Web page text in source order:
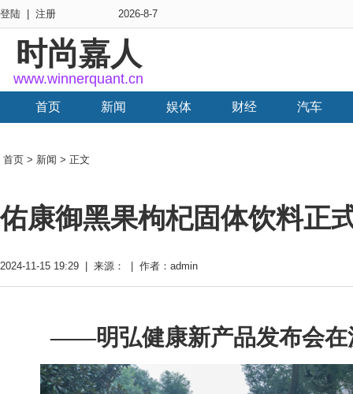
登陆 注册 2026-8-7
时尚嘉人
www.winnerquant.cn
首页 新闻 娱体 财经 汽车
首页 > 新闻 > 正文
佑康御黑果枸杞固体饮料正
2024-11-15 19:29 | 来源： | 作者：admin
——明弘健康新产品发布会在